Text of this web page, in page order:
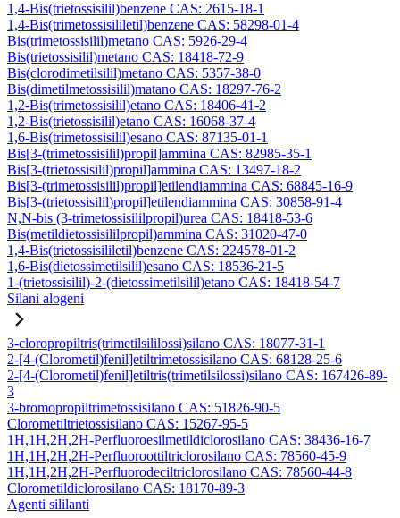
1,4-Bis(trietossisilil)benzene CAS: 2615-18-1
1,4-Bis(trimetossisililetil)benzene CAS: 58298-01-4
Bis(trimetossisilil)metano CAS: 5926-29-4
Bis(trietossisilil)metano CAS: 18418-72-9
Bis(clorodimetilsilil)metano CAS: 5357-38-0
Bis(dimetilmetossisilil)matano CAS: 18297-76-2
1,2-Bis(trimetossisilil)etano CAS: 18406-41-2
1,2-Bis(trietossisilil)etano CAS: 16068-37-4
1,6-Bis(trimetossisilil)esano CAS: 87135-01-1
Bis[3-(trimetossisilil)propil]ammina CAS: 82985-35-1
Bis[3-(trietossisilil)propil]ammina CAS: 13497-18-2
Bis[3-(trimetossisilil)propil]etilendiammina CAS: 68845-16-9
Bis[3-(trietossisilil)propil]etilendiammina CAS: 30858-91-4
N,N-bis (3-trimetossisililpropil)urea CAS: 18418-53-6
Bis(metildietossisililpropil)ammina CAS: 31020-47-0
1,4-Bis(trietossisililetil)benzene CAS: 224578-01-2
1,6-Bis(dietossimetilsilil)esano CAS: 18536-21-5
1-(trietossisilil)-2-(dietossimetilsilil)etano CAS: 18418-54-7
Silani alogeni
3-cloropropiltris(trimetilsililossi)silano CAS: 18077-31-1
2-[4-(Clorometil)fenil]etiltrimetossisilano CAS: 68128-25-6
2-[4-(Clorometil)fenil]etiltris(trimetilsilossi)silano CAS: 167426-89-
3
3-bromopropiltrimetossisilano CAS: 51826-90-5
Clorometiltrietossisilano CAS: 15267-95-5
1H,1H,2H,2H-Perfluoroesilmetildiclorosilano CAS: 38436-16-7
1H,1H,2H,2H-Perfluoroottiltriclorosilano CAS: 78560-45-9
1H,1H,2H,2H-Perfluorodeciltriclorosilano CAS: 78560-44-8
Clorometildiclorosilano CAS: 18170-89-3
Agenti sililanti